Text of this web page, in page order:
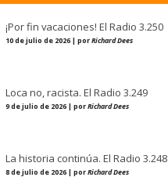
¡Por fin vacaciones! El Radio 3.250
10 de julio de 2026 | porRichard Dees
Loca no, racista. El Radio 3.249
9 de julio de 2026 | porRichard Dees
La historia continúa. El Radio 3.248
8 de julio de 2026 | porRichard Dees